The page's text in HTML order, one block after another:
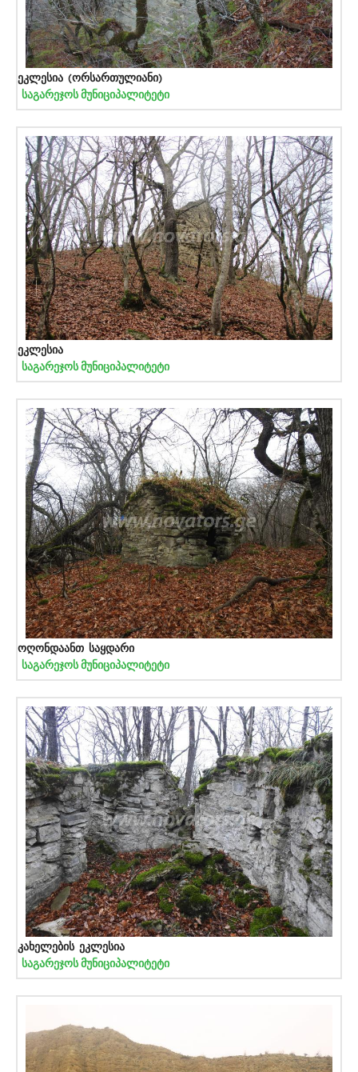
ეკლესია (ორსართულიანი)
საგარეჯოს მუნიციპალიტეტი
ეკლესია
საგარეჯოს მუნიციპალიტეტი
ოღონდაანთ საყდარი
საგარეჯოს მუნიციპალიტეტი
კახელების ეკლესია
საგარეჯოს მუნიციპალიტეტი